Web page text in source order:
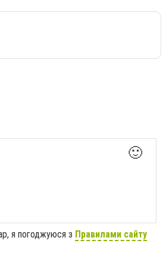
🙂
я погоджуюся з Правилами сайту